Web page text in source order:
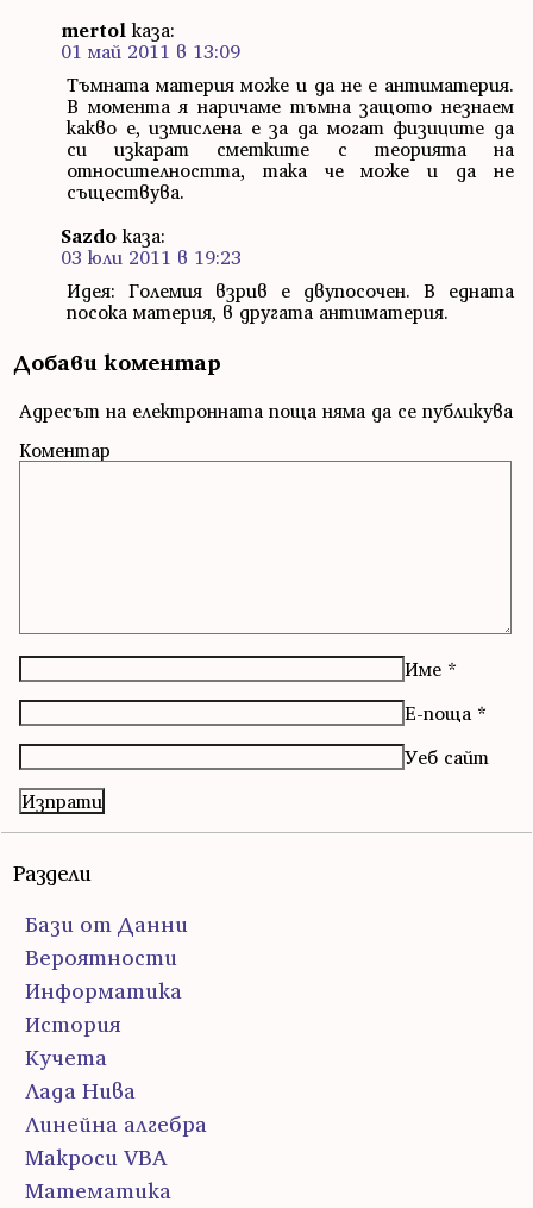
mertol каза:
01 май 2011 в 13:09
Тъмната материя може и да не е антиматерия.
В момента я наричаме тъмна защото незнаем
какво е, измислена е за да могат физиците да
си изкарат сметките с теорията на
относителността, така че може и да не
съществува.
Sazdo каза:
03 юли 2011 в 19:23
Идея: Големия взрив е двупосочен. В едната
посока материя, в другата антиматерия.
Добави коментар
Адресът на електронната поща няма да се публикува
Коментар
Име *
Е-поща *
Уеб сайт
Раздели
Бази от Данни
Вероятности
Информатика
История
Кучета
Лада Нива
Линейна алгебра
Макроси VBA
Математика